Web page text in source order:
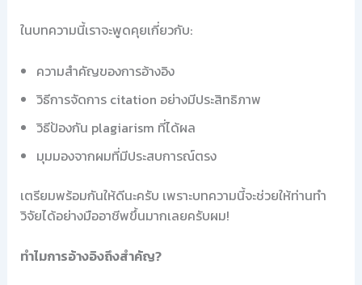
ในบทความนี้เราจะพูดคุยเกี่ยวกับ:
ความสำคัญของการอ้างอิง
วิธีการจัดการ citation อย่างมีประสิทธิภาพ
วิธีป้องกัน plagiarism ที่ได้ผล
มุมมองจากผมที่มีประสบการณ์ตรง
เตรียมพร้อมกันให้ดีนะครับ เพราะบทความนี้จะช่วยให้ท่านทำ
วิจัยได้อย่างมืออาชีพขึ้นมากเลยครับผม!
ทำไมการอ้างอิงถึงสำคัญ?